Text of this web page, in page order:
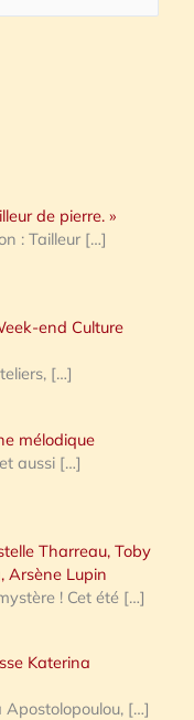
de pierre. »
: Tailleur […]
end Culture
[…]
mélodique
aussi […]
Tharreau, Toby
Arsène Lupin
! Cet été […]
Katerina
[…]